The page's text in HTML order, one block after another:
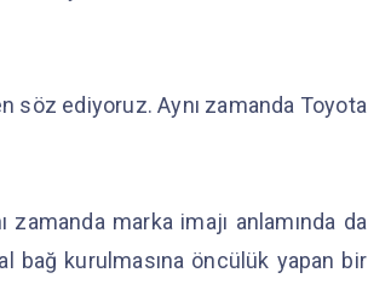
söz ediyoruz. Aynı zamanda Toyota
marka imajı anlamında da
bağ kurulmasına öncülük yapan bir